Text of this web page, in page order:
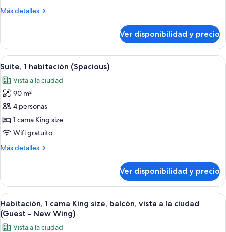
(Duplex
with
Más detalles
Más
2
habitaciones
(Duplex
Private
Parking)
Ver disponibilidad y precio
Ver
todas
las
fotos
de
Suite,
1
(Spacious)
Una habitación de hotel moderna
9
Suite, 1 habitación (Spacious)
Vista a la ciudad
90 m²
4 personas
1 cama King size
Wifi gratuito
Más detalles
Más
1
habitación
(Spacious)
Ver disponibilidad y precio
Ver
todas
las
Una habitación de hotel moderna
9
Habitación, 1 cama King size, balcón, vista a la ciudad
(Guest - New Wing)
Vista a la ciudad